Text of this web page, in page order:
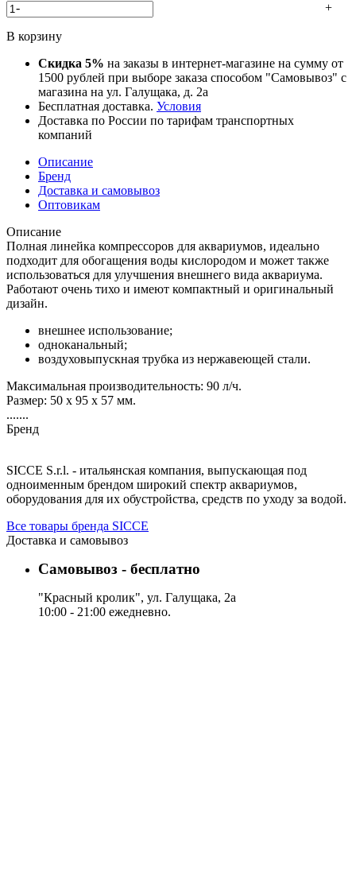
- +
В корзину
Скидка 5% на заказы в интернет-магазине на сумму от
1500 рублей при выборе заказа способом "Самовывоз" с
магазина на ул. Галущака, д. 2а
Бесплатная доставка. Условия
Доставка по России по тарифам транспортных
компаний
Описание
Бренд
Доставка и самовывоз
Оптовикам
Описание
Полная линейка компрессоров для аквариумов, идеально
подходит для обогащения воды кислородом и может также
использоваться для улучшения внешнего вида аквариума.
Работают очень тихо и имеют компактный и оригинальный
дизайн.
внешнее использование;
одноканальный;
воздуховыпускная трубка из нержавеющей стали.
Максимальная производительность: 90 л/ч.
Размер: 50 х 95 х 57 мм.
.......
Бренд
SICCE S.r.l. - итальянская компания, выпускающая под
одноименным брендом широкий спектр аквариумов,
оборудования для их обустройства, средств по уходу за водой.
Все товары бренда SICCE
Доставка и самовывоз
Самовывоз - бесплатно
"Красный кролик", ул. Галущака, 2а
10:00 - 21:00 ежедневно.